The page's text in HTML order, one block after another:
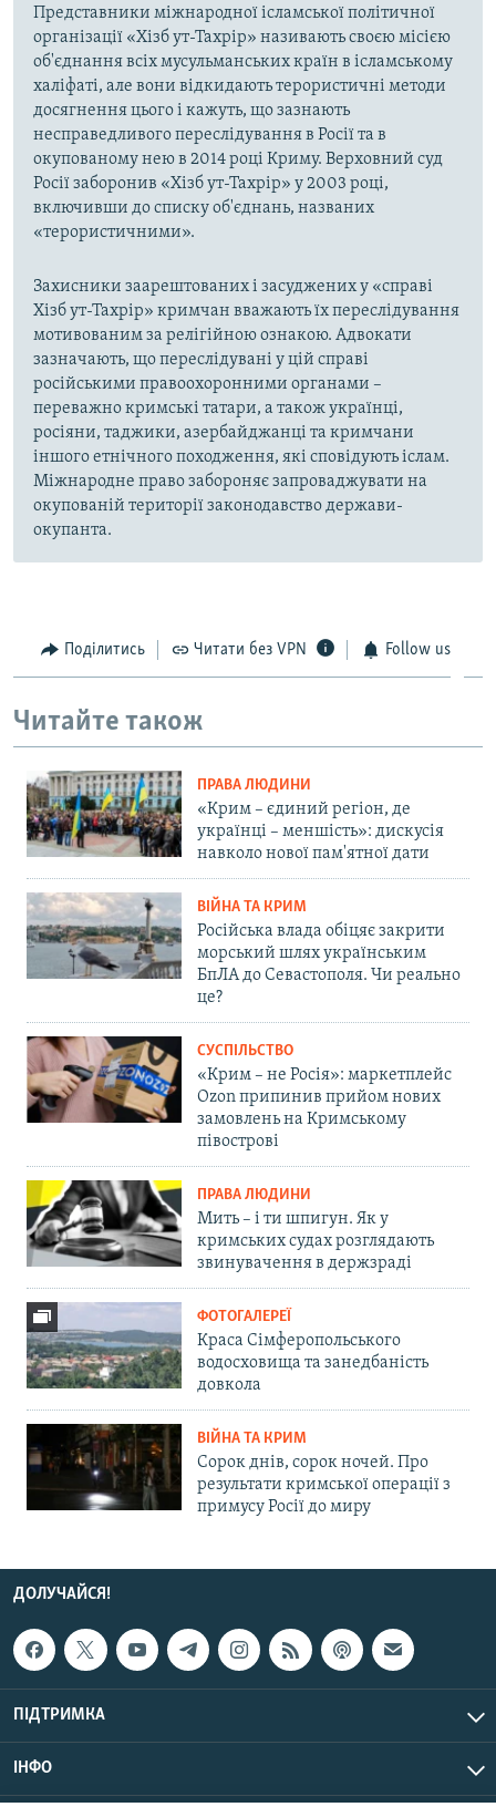
Представники міжнародної ісламської політичної
організації «Хізб ут-Тахрір» називають своєю місією
об'єднання всіх мусульманських країн в ісламському
халіфаті, але вони відкидають терористичні методи
досягнення цього і кажуть, що зазнають
несправедливого переслідування в Росії та в
окупованому нею в 2014 році Криму. Верховний суд
Росії заборонив «Хізб ут-Тахрір» у 2003 році,
включивши до списку об'єднань, названих
«терористичними».
Захисники заарештованих і засуджених у «справі
Хізб ут-Тахрір» кримчан вважають їх переслідування
мотивованим за релігійною ознакою. Адвокати
зазначають, що переслідувані у цій справі
російськими правоохоронними органами –
переважно кримські татари, а також українці,
росіяни, таджики, азербайджанці та кримчани
іншого етнічного походження, які сповідують іслам.
Міжнародне право забороняє запроваджувати на
окупованій території законодавство держави-
окупанта.
Поділитись Читати без VPN Follow us
Читайте також
ПРАВА ЛЮДИНИ
«Крим – єдиний регіон, де
українці – меншість»: дискусія
навколо нової пам'ятної дати
ВІЙНА ТА КРИМ
Російська влада обіцяє закрити
морський шлях українським
БпЛА до Севастополя. Чи реально
це?
СУСПІЛЬСТВО
«Крим – не Росія»: маркетплейс
Ozon припинив прийом нових
замовлень на Кримському
півострові
ПРАВА ЛЮДИНИ
Мить – і ти шпигун. Як у
кримських судах розглядають
звинувачення в держзраді
ФОТОГАЛЕРЕЇ
Краса Сімферопольського
водосховища та занедбаність
довкола
ВІЙНА ТА КРИМ
Сорок днів, сорок ночей. Про
результати кримської операції з
примусу Росії до миру
ДОЛУЧАЙСЯ!
ПІДТРИМКА
ІНФО